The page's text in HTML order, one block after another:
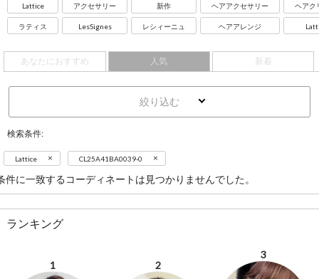
Lattice
ラティス
アクセサリー
LesSignes
新作
レシィーニュ
ヘアアクセサリー
ヘアアレンジ
ヘアク
あなたにおすすめ 人気 新着
絞り込む
検索条件:
Lattice × CL25A41BA0039-0 ×
件に一致するコーディネートは見つかりませんでした。
ランキング
1 2
3